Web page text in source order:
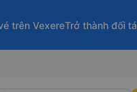
trên VexereTrở thành đối